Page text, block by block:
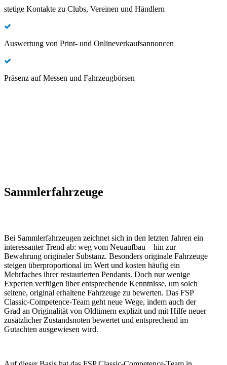
stetige Kontakte zu Clubs, Vereinen und Händlern
Auswertung von Print- und Onlineverkaufsannoncen
Präsenz auf Messen und Fahrzeugbörsen
Sammlerfahrzeuge
Bei Sammlerfahrzeugen zeichnet sich in den letzten Jahren ein
interessanter Trend ab: weg vom Neuaufbau – hin zur
Bewahrung originaler Substanz. Besonders originale Fahrzeuge
steigen überproportional im Wert und kosten häufig ein
Mehrfaches ihrer restaurierten Pendants. Doch nur wenige
Experten verfügen über entsprechende Kenntnisse, um solch
seltene, original erhaltene Fahrzeuge zu bewerten. Das FSP
Classic-Competence-Team geht neue Wege, indem auch der
Grad an Originalität von Oldtimern explizit und mit Hilfe neuer
zusätzlicher Zustandsnoten bewertet und entsprechend im
Gutachten ausgewiesen wird.